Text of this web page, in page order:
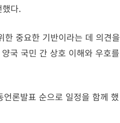
다.
한 중요한 기반이라는 데 의견을
국 국민 간 상호 이해와 우호를
론발표 순으로 일정을 함께 했